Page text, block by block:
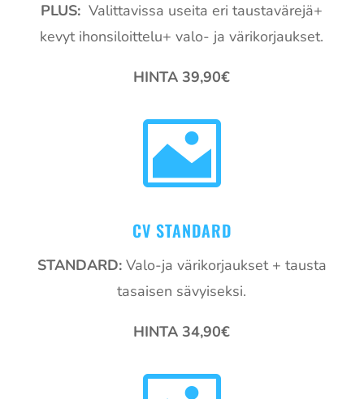
PLUS: Valittavissa useita eri taustavärejä+
kevyt ihonsiloittelu+ valo- ja värikorjaukset.
HINTA 39,90€

CV STANDARD
STANDARD: Valo-ja värikorjaukset + tausta
tasaisen sävyiseksi.
HINTA 34,90€